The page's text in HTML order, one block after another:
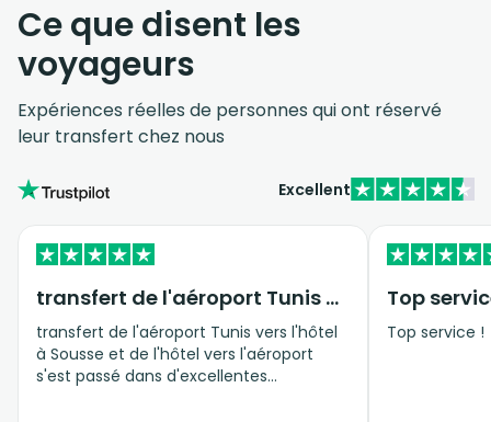
Ce que disent les
voyageurs
Expériences réelles de personnes qui ont réservé
leur transfert chez nous
Excellent
transfert de l'aéroport Tunis vers…
transfert de l'aéroport Tunis vers l'hôtel
à Sousse et de l'hôtel vers l'aéroport
s'est passé dans d'excellentes
Top
Top service !